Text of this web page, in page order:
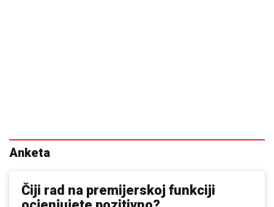
Anketa
Čiji rad na premijerskoj funkciji